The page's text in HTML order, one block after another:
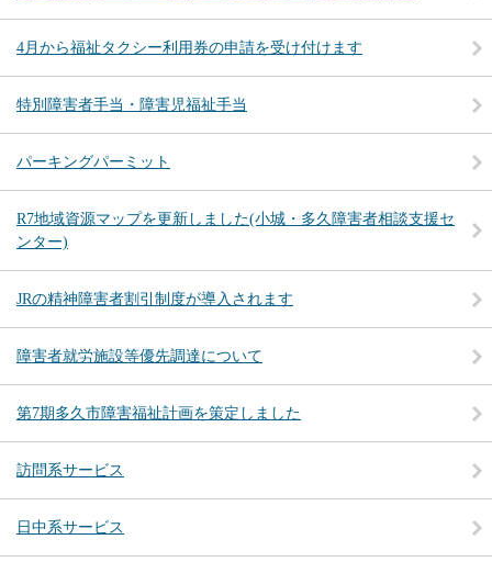
4月から福祉タクシー利用券の申請を受け付けます
特別障害者手当・障害児福祉手当
パーキングパーミット
R7地域資源マップを更新しました(小城・多久障害者相談支援セ
ンター)
JRの精神障害者割引制度が導入されます
障害者就労施設等優先調達について
第7期多久市障害福祉計画を策定しました
訪問系サービス
日中系サービス